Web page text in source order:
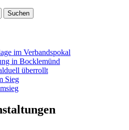
im Verbandspokal
in Bocklemünd
überrollt
Sieg